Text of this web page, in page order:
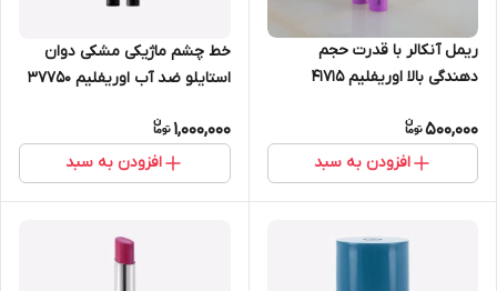
ریمل آنکالر با قدرت حجم
دهندگی بالا اوریفلیم 41715
500,000
افزودن به سبد
خط چشم ماژیکی مشکی دوان
استایلو ضد آب اوریفلیم 37750
1,000,000
افزودن به سبد